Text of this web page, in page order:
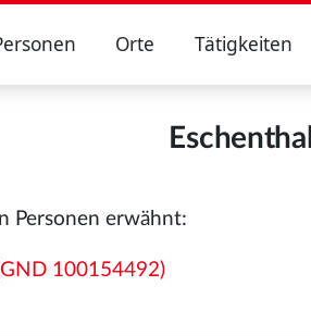
Orte Tätigkeiten
Eschenthal
Personen erwähnt:
100154492)